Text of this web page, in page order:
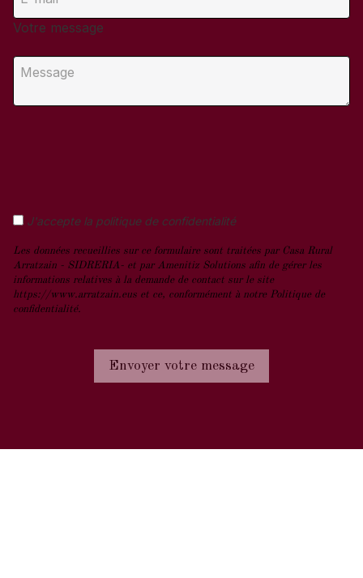
Votre message
J'accepte la politique de confidentialité
Les données recueillies sur ce formulaire sont traitées par Casa Rural
Arratzain - SIDRERIA- et par Amenitiz Solutions afin de gérer les
informations relatives à la demande de contact sur le site
https://www.arratzain.eus et ce, conformément à notre Politique de
confidentialité.